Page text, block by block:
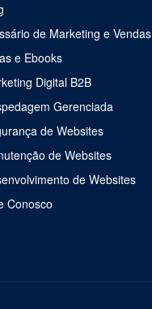
de Marketing e Vendas
e Ebooks
Digital B2B
Gerenciada
de Websites
de Websites
de Websites
Conosco